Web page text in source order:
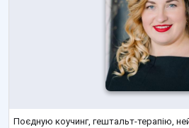
Поєдную коучинг, гештальт-терапію,